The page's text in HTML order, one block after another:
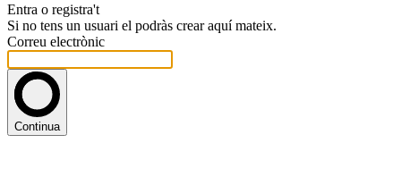
Entra o registra't
Si no tens un usuari el podràs crear aquí mateix.
Correu electrònic
Continua